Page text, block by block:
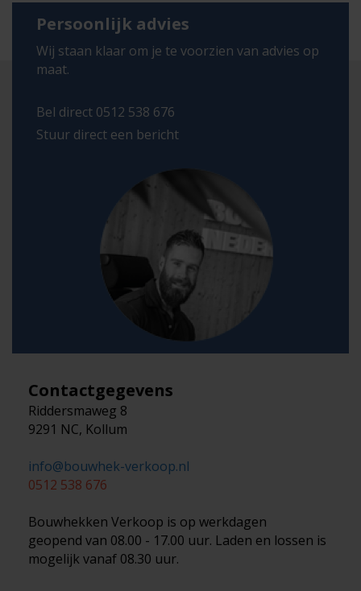
Persoonlijk advies
Wij staan klaar om je te voorzien van advies op
maat.
Bel direct 0512 538 676
Stuur direct een bericht
Contactgegevens
Riddersmaweg 8
9291 NC, Kollum
info@bouwhek-verkoop.nl
0512 538 676
Bouwhekken Verkoop is op werkdagen
geopend van 08.00 - 17.00 uur. Laden en lossen is
mogelijk vanaf 08.30 uur.